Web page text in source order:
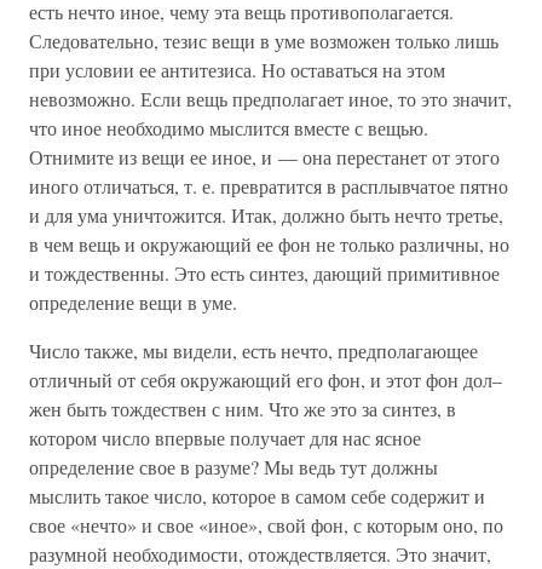
есть нечто иное, чему эта вещь противополагается.
Следовательно, тезис вещи в уме возможен только лишь
при условии ее антитезиса. Но оставаться на этом
невозможно. Если вещь предполагает иное, то это значит,
что иное необходимо мыслится вместе с вещью.
Отнимите из вещи ее иное, и — она перестанет от этого
иного отличаться, т. е. превратится в расплывчатое пятно
и для ума уничтожится. Итак, должно быть нечто третье,
в чем вещь и окружающий ее фон не только различны, но
и тождественны. Это есть синтез, дающий примитивное
определение вещи в уме.
Число также, мы видели, есть нечто, предполагающее
отличный от себя окружающий его фон, и этот фон дол–
жен быть тождествен с ним. Что же это за синтез, в
котором число впервые получает для нас ясное
определение свое в разуме? Мы ведь тут должны
мыслить такое число, которое в самом себе содержит и
свое «нечто» и свое «иное», свой фон, с которым оно, по
разумной необходимости, отождествляется. Это значит,